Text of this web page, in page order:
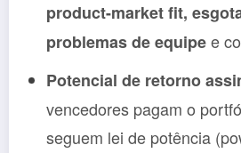
product-market fit,
problemas de equipee
Potencial de retorno
vencedores pagam o
seguem lei de potência